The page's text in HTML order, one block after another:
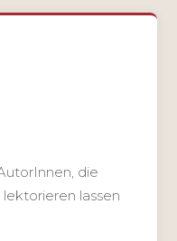
die
lassen